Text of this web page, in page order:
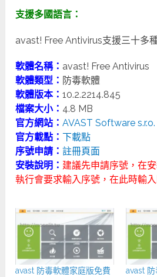
支援多國語言：
avast! Free Antivirus支援三十多
軟體名稱： avast! Free Antivirus
軟體類型： 防毒軟體
軟體版本：10.2.2214.845
檔案大小： 4.8 MB
官方網站：AVAST Software s.r.o.
官方載點：下載點
序號申請：註冊頁面
安裝說明： 建議先申請序號，在
執行會要求輸入序號，在此時輸入
avast 防毒軟體家庭版免費
avast